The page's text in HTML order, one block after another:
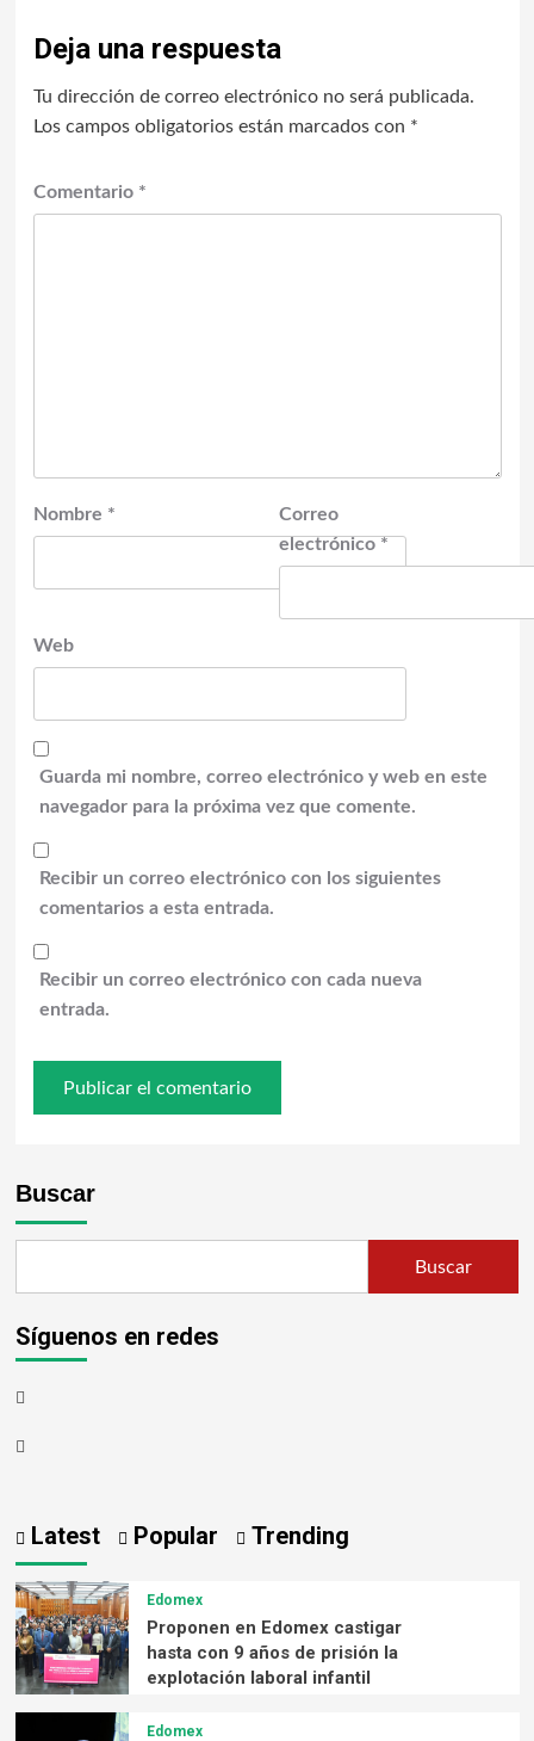
Deja una respuesta
Tu dirección de correo electrónico no será publicada.
Los campos obligatorios están marcados con *
Comentario *
Nombre *
Correo
electrónico *
Web
Guarda mi nombre, correo electrónico y web en este
navegador para la próxima vez que comente.
Recibir un correo electrónico con los siguientes
comentarios a esta entrada.
Recibir un correo electrónico con cada nueva
entrada.
Buscar
Buscar
Síguenos en redes
Latest Popular Trending
Edomex
Proponen en Edomex castigar
hasta con 9 años de prisión la
explotación laboral infantil
Edomex